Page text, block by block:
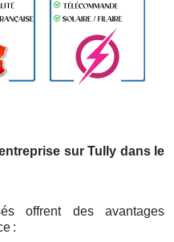
sur Tully dans le
offrent des avantages
: